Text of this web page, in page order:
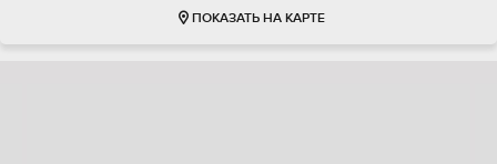
ПОКАЗАТЬ НА КАРТЕ